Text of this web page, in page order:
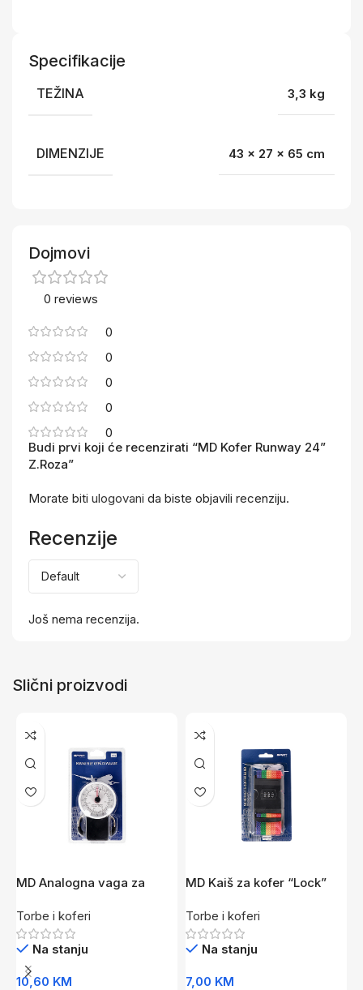
Specifikacije
TEŽINA 3,3 kg
DIMENZIJE 43 × 27 × 65 cm
Dojmovi
0 reviews
0
0
0
0
0
Recenzije
Još nema recenzija.
Budi prvi koji će recenzirati “MD Kofer Runway 24”
Z.Roza”
Morate biti ulogovani da biste objavili recenziju.
Slični proizvodi
MD Analogna vaga za
Torbe i koferi
Na stanju
10,60 KM
MD Kaiš za kofer “Lock”
Torbe i koferi
Na stanju
7,00 KM